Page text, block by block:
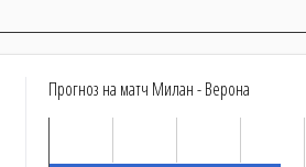
Прогноз на матч Милан - Верона